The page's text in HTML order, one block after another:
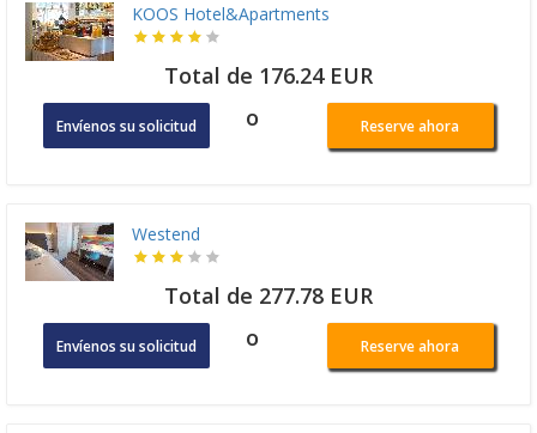
KOOS Hotel&Apartments
Total de 176.24 EUR
Envíenos su solicitud o Reserve ahora
Westend
Total de 277.78 EUR
Envíenos su solicitud o Reserve ahora